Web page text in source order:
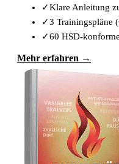
✓Klare Anleitung
✓3 Trainingspläne
✓60 HSD-
Mehr erfahren →